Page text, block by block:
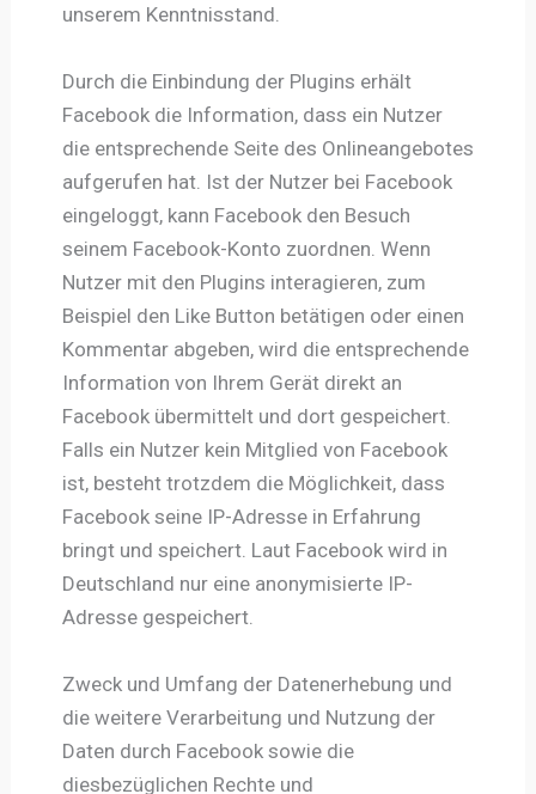
unserem Kenntnisstand.
Durch die Einbindung der Plugins erhält
Facebook die Information, dass ein Nutzer
die entsprechende Seite des Onlineangebotes
aufgerufen hat. Ist der Nutzer bei Facebook
eingeloggt, kann Facebook den Besuch
seinem Facebook-Konto zuordnen. Wenn
Nutzer mit den Plugins interagieren, zum
Beispiel den Like Button betätigen oder einen
Kommentar abgeben, wird die entsprechende
Information von Ihrem Gerät direkt an
Facebook übermittelt und dort gespeichert.
Falls ein Nutzer kein Mitglied von Facebook
ist, besteht trotzdem die Möglichkeit, dass
Facebook seine IP-Adresse in Erfahrung
bringt und speichert. Laut Facebook wird in
Deutschland nur eine anonymisierte IP-
Adresse gespeichert.
Zweck und Umfang der Datenerhebung und
die weitere Verarbeitung und Nutzung der
Daten durch Facebook sowie die
diesbezüglichen Rechte und